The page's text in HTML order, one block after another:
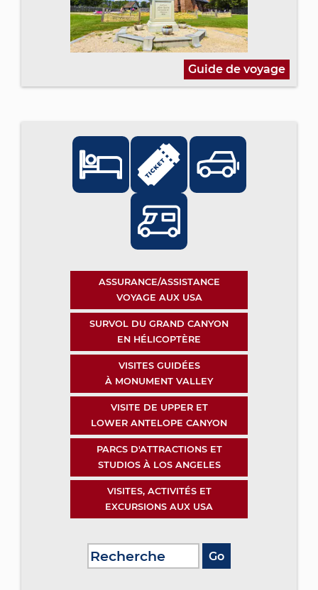
Guide de voyage
ASSURANCE/ASSISTANCE
VOYAGE AUX USA
SURVOL DU GRAND CANYON
EN HÉLICOPTÈRE
VISITES GUIDÉES
À MONUMENT VALLEY
VISITE DE UPPER ET
LOWER ANTELOPE CANYON
PARCS D'ATTRACTIONS ET
STUDIOS À LOS ANGELES
VISITES, ACTIVITÉS ET
EXCURSIONS AUX USA